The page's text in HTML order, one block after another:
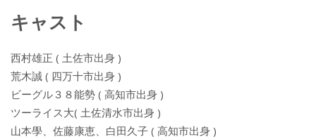
キャスト
西村雄正 ( 土佐市出身 )
荒木誠 ( 四万十市出身 )
ビーグル３８能勢 ( 高知市出身 )
ツーライス大( 土佐清水市出身 )
山本學、佐藤康恵、白田久子 ( 高知市出身 )